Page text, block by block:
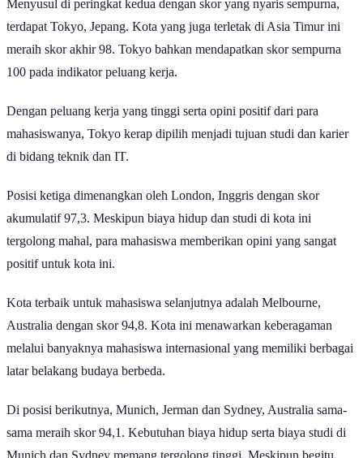
Seoul, Korea Selatan menjadi kota terbaik untuk mahasiswa di tahun 2027
menurut Quacquarelli Symonds (QS) ranking, dengan skor sempurna |
Baca Juga:10 Negara dengan Total Permintaan Emas Batangan
dan Koin Terbanyak Q2 2026